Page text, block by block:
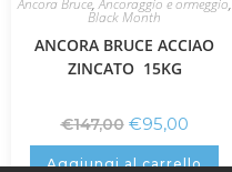
Black Month
ANCORA BRUCE ACCIAO
ZINCATO 15KG
€147,00 €95,00
Aggiungi al carrello